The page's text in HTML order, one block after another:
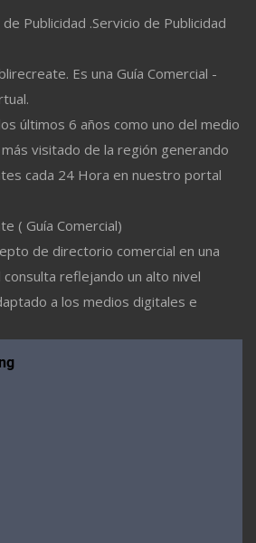
Publicidad .Servicio de Publicidad
Es una Guía Comercial -
últimos 6 años como uno del medio
visitado de la región generando
cada 24 Hora en nuestro portal
( Guía Comercial)
de directorio comercial en una
consulta reflejando un alto nivel
a los medios digitales e